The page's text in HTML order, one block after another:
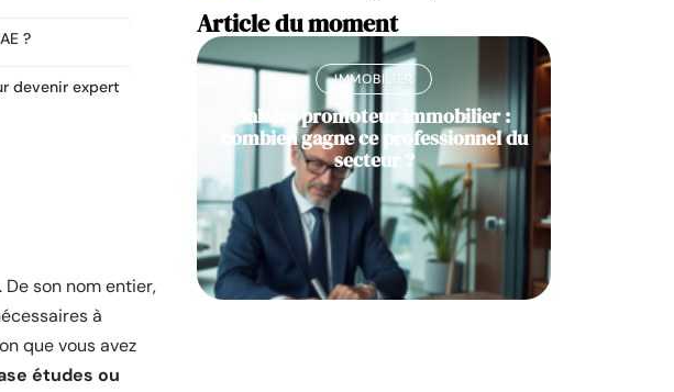
?
devenir expert
. De son nom entier,
à
que vous avez
études ou
Article du moment
IMMOBILIER
Salaire promoteur immobilier :
combien gagne ce professionnel du
secteur ?